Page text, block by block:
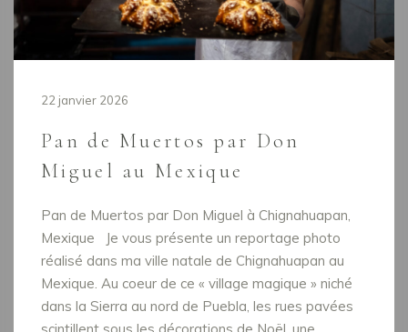
22 janvier 2026
Pan de Muertos par Don
Miguel au Mexique
Pan de Muertos par Don Miguel à Chignahuapan,
Mexique Je vous présente un reportage photo
réalisé dans ma ville natale de Chignahuapan au
Mexique. Au coeur de ce « village magique » niché
dans la Sierra au nord de Puebla, les rues pavées
scintillent sous les décorations de Noël, une